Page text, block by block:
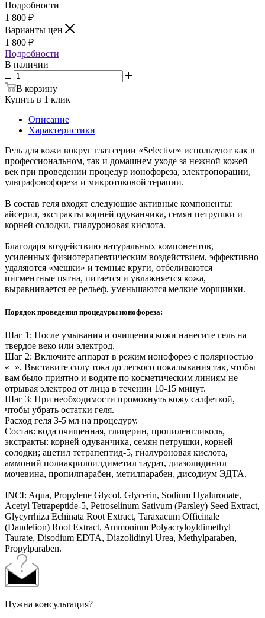
Подробности
1 800 ₽
Варианты цен
1 800 ₽
Подробности
В наличии
В корзину
Купить в 1 клик
Описание
Характеристики
Гель для кожи вокруг глаз серии «Selective» используют как в
профессиональном, так и домашнем уходе за нежной кожей
век при проведении процедур ионофореза, электропорации,
ультрафонофореза и микротоковой терапии.
В состав геля входят следующие активные компоненты:
айсерил, экстракты корней одуванчика, семян петрушки и
корней солодки, гиалуроновая кислота.
Благодаря воздействию натуральных компонентов,
усиленных физиотерапевтическим воздействием, эффективно
удаляются «мешки» и темные круги, отбеливаются
пигментные пятна, питается и увлажняется кожа,
выравнивается ее рельеф, уменьшаются мелкие морщинки.
Порядок проведения процедуры ионофореза:
Шаг 1: После умывания и очищения кожи нанесите гель на
твердое веко или электрод.
Шаг 2: Включите аппарат в режим ионофорез с полярностью
«+». Выставите силу тока до легкого покалывания так, чтобы
вам было приятно и водите по косметическим линиям не
отрывая электрод от лица в течении 10-15 минут.
Шаг 3: При необходимости промокнуть кожу салфеткой,
чтобы убрать остатки геля.
Расход геля 3-5 мл на процедуру.
Состав: вода очищенная, глицерин, пропиленгликоль,
экстракты: корней одуванчика, семян петрушки, корней
солодки; ацетил тетрапептид-5, гиалуроновая кислота,
аммоний полиакрилоилдиметил таурат, диазолидинил
мочевина, пропилпарабен, метилпарабен, дисодиум ЭДТА.
INCI: Aqua, Propylene Glycol, Glycerin, Sodium Hyaluronate,
Acetyl Tetrapeptide-5, Petroselinum Sativum (Parsley) Seed Extract,
Glycyrrhiza Echinata Root Extract, Taraxacum Officinale
(Dandelion) Root Extract, Ammonium Polyacryloyldimethyl
Taurate, Disodium EDTA, Diazolidinyl Urea, Methylparaben,
Propylparaben.
Нужна консультация?